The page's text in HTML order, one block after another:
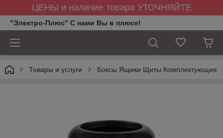
ЦЕНЫ и наличие товара УТОЧНЯЙТЕ
"Электро-Плюс" С нами Вы в плюсе!
Товары и услуги Боксы Ящики Щиты Комплектующие